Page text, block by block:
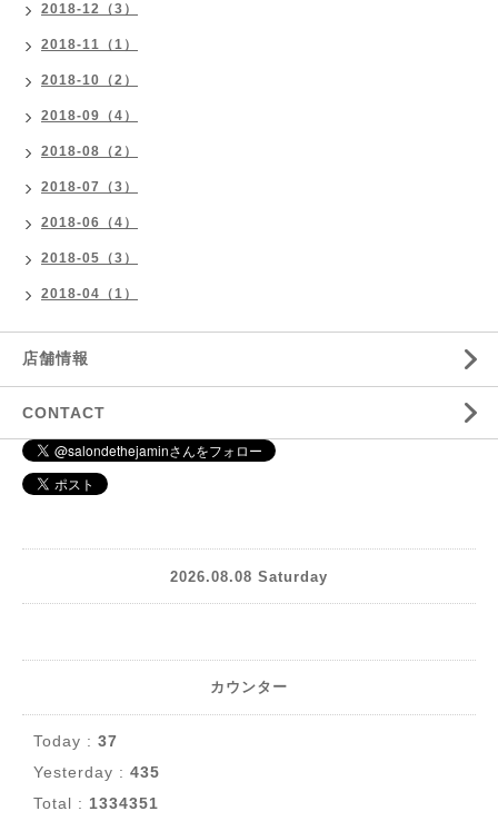
2018-12（3）
2018-11（1）
2018-10（2）
2018-09（4）
2018-08（2）
2018-07（3）
2018-06（4）
2018-05（3）
2018-04（1）
店舗情報
CONTACT
2026.08.08 Saturday
カウンター
Today : 37
Yesterday : 435
Total : 1334351